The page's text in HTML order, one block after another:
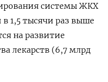
системы ЖКХ
1,5 тысячи раз выше
на развитие
лекарств (6,7 млрд